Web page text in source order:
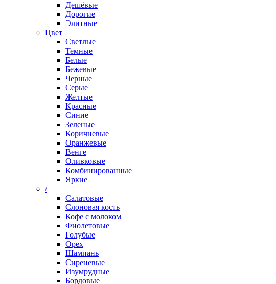
Дешёвые
Дорогие
Элитные
Цвет
Светлые
Темные
Белые
Бежевые
Черные
Серые
Желтые
Красные
Синие
Зеленые
Коричневые
Оранжевые
Венге
Оливковые
Комбинированные
Яркие
/
Салатовые
Слоновая кость
Кофе с молоком
Фиолетовые
Голубые
Орех
Шампань
Сиреневые
Изумрудные
Бордовые